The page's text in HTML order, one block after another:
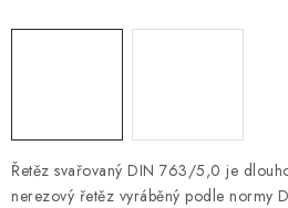
NOUZOVÉ ČLÁNKY
Řetěz svařovaný DIN 763/5,0 je
nerezový řetěz vyráběný podle normy